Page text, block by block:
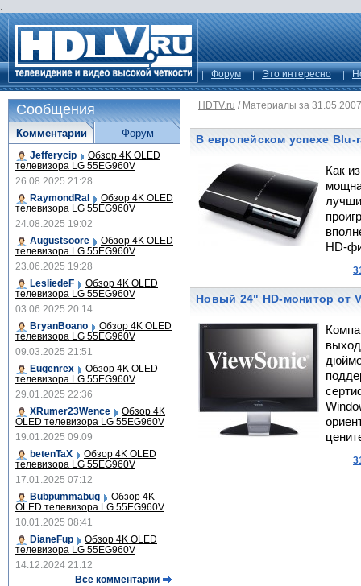
.
Форум Это интересно
HDTV.ru / Материалы за 31.05.2007
В европейском успехе Blu-
Как
HD-
Новый 24" HD-монитор от
Сообщения
Комментарии
Jefferycip Обзор 4K OLED
телевизора LG 55EG960V
26.08.2025 21:28
RaymondRal
Обзор 4K OLED
телевизора LG 55EG960V
24.08.2025 19:02
Augustsoore
Обзор 4K OLED
телевизора LG 55EG960V
23.06.2025 19:28
LesliedeF
Обзор 4K OLED
телевизора LG 55EG960V
03.06.2025 20:14
BryanBoano
Обзор 4K OLED
телевизора LG 55EG960V
09.03.2025 21:51
Eugenrex
Обзор 4K OLED
телевизора LG 55EG960V
29.01.2025 22:36
XRumer23Wence
Обзор 4K
OLED телевизора LG 55EG960V
19.01.2025 09:09
betenTaX
Обзор 4K OLED
телевизора LG 55EG960V
17.01.2025 07:12
Bubpummabug
Обзор 4K
OLED телевизора LG 55EG960V
10.01.2025 08:41
DianeFup
Обзор 4K OLED
телевизора LG 55EG960V
14.12.2024 21:12
Все комментарии
Форум